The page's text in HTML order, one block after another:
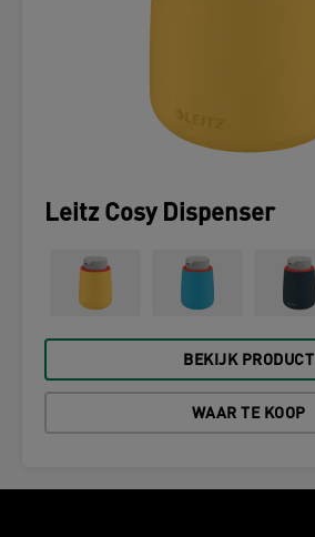
Leitz Cosy Dispenser
BEKIJK PRODUCT
WAAR TE KOOP